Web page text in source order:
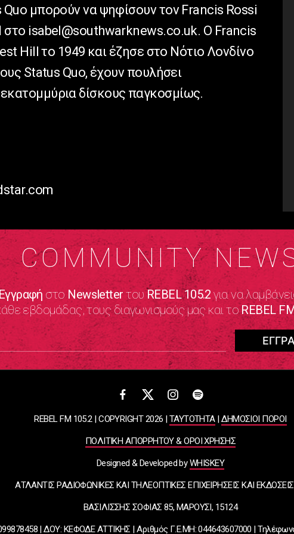
μπορούν να ψηφίσουν τον Francis Rossi
isabel@southwarknews.co.uk. Ο Francis
Hill το 1949 και έζησε στο Νότιο Λονδίνο
Status Quo, έχουν πουλήσει
δίσκους παγκοσμίως.
COMMUNITY
στο Newsletter τουREBEL 105.2 για να
εβδομάδας, τους διαγωνισμούς μας και τοREBEL
REBEL FM 105.2 | COPYRIGHT 2026 |ΤΑΥΤΟΤΗΤΑ|ΔΗΜΟΣΙΟΙ ΠΟΡΟΙ
ΠΟΛΙΤΙΚΗ ΑΠΟΡΡΗΤΟΥ & ΟΡΟΙ ΧΡΗΣΗΣ
Designed & Developed byWHISKEY
ΑΤΛΑΝΤΙΣ ΡΑΔΙΟΦΩΝΙΚΕΣ ΚΑΙ ΤΗΛΕΟΠΤΙΚΕΣ ΕΠΙΧΕΙΡΗΣΕΙΣ ΚΑΙ
ΒΑΣΙΛΙΣΣΗΣ ΣΟΦΙΑΣ 85, ΜΑΡΟΥΣΙ, 15124
| ΔΟΥ: ΚΕΦΟΔΕ ΑΤΤΙΚΗΣ | Αριθμός Γ.Ε.ΜΗ: 044643607000 |